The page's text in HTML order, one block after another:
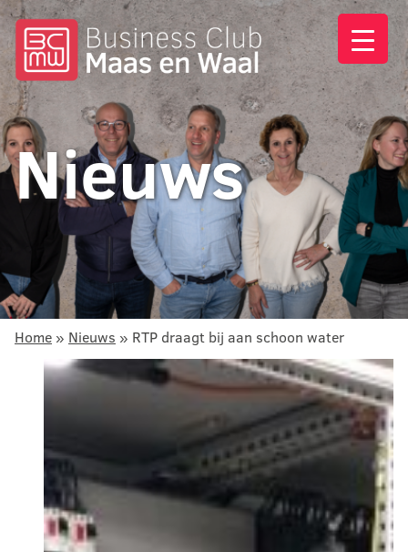
Nieuws
Home » Nieuws » RTP draagt bij aan schoon water